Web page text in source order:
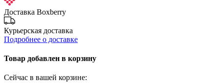
Доставка Boxberry
Курьерская доставка
Подробнее о доставке
Товар добавлен в корзину
Сейчас в вашей корзине: